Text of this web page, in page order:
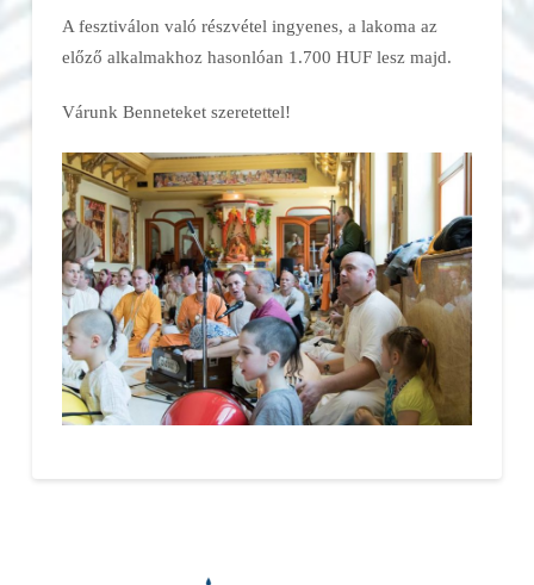
​A fesztiválon való részvétel ingyenes, a lakoma az
előző alkalmakhoz hasonlóan 1.700 HUF lesz majd.
Várunk Benneteket szeretettel!